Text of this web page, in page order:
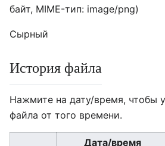
байт, MIME-тип: image/png)
Сырный
История файла
Нажмите на дату/время, чтобы
файла от того времени.
Дата/время